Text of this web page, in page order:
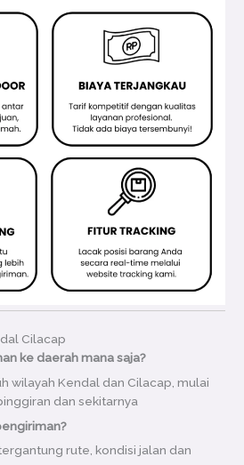
Cilacap
ke daerah mana saja?
wilayah Kendal dan Cilacap, mulai
dan sekitarnya
rute, kondisi jalan dan